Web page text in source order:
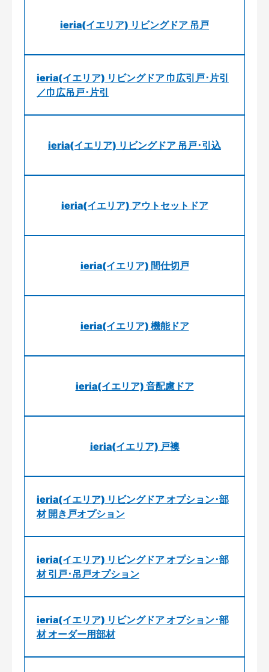
ieria(イエリア) リビングドア 吊戸
ieria(イエリア) リビングドア 巾広引戸･片引
／巾広吊戸･片引
ieria(イエリア) リビングドア 吊戸･引込
ieria(イエリア) アウトセットドア
ieria(イエリア) 間仕切戸
ieria(イエリア) 機能ドア
ieria(イエリア) 音配慮ドア
ieria(イエリア) 戸襖
ieria(イエリア) リビングドア オプション･部
材 開き戸オプション
ieria(イエリア) リビングドア オプション･部
材 引戸･吊戸オプション
ieria(イエリア) リビングドア オプション･部
材 オーダー用部材